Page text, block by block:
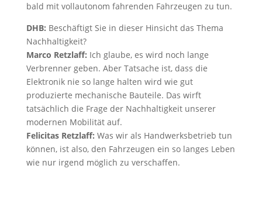
bald mit vollautonom fahrenden Fahrzeugen zu tun.
DHB: Beschäftigt Sie in dieser Hinsicht das Thema
Nachhaltigkeit?
Marco Retzlaff: Ich glaube, es wird noch lange
Verbrenner geben. Aber Tatsache ist, dass die
Elektronik nie so lange halten wird wie gut
produzierte mechanische Bauteile. Das wirft
tatsächlich die Frage der Nachhaltigkeit unserer
modernen Mobilität auf.
Felicitas Retzlaff: Was wir als Handwerksbetrieb tun
können, ist also, den Fahrzeugen ein so langes Leben
wie nur irgend möglich zu verschaffen.